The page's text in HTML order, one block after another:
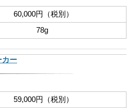
60,000円（税別）
78g
カー
59,000円（税別）